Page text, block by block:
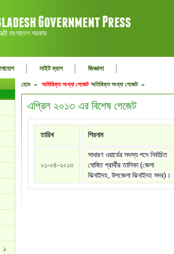
বাংলাদেশ সরকার
| সাইট ম্যাপ | জিজ্ঞাসা |
হোম » অতিরিক্ত সংখ্যা গেজেট অতিরিক্ত সংখ্যা গেজেট »
এপ্রিল ২০১৩ এর বিশেষ গেজেট
তারিখ শিরনাম
০১-০৪-২০১৩
সাধারণ ওয়ার্ডের সদস্য পদে নির্বাচিত
ঘোষিত প্রার্থীর তালিকা (জেলা
ঝিনাইদহ, উপজেলা ঝিনাইদহ সদর)।